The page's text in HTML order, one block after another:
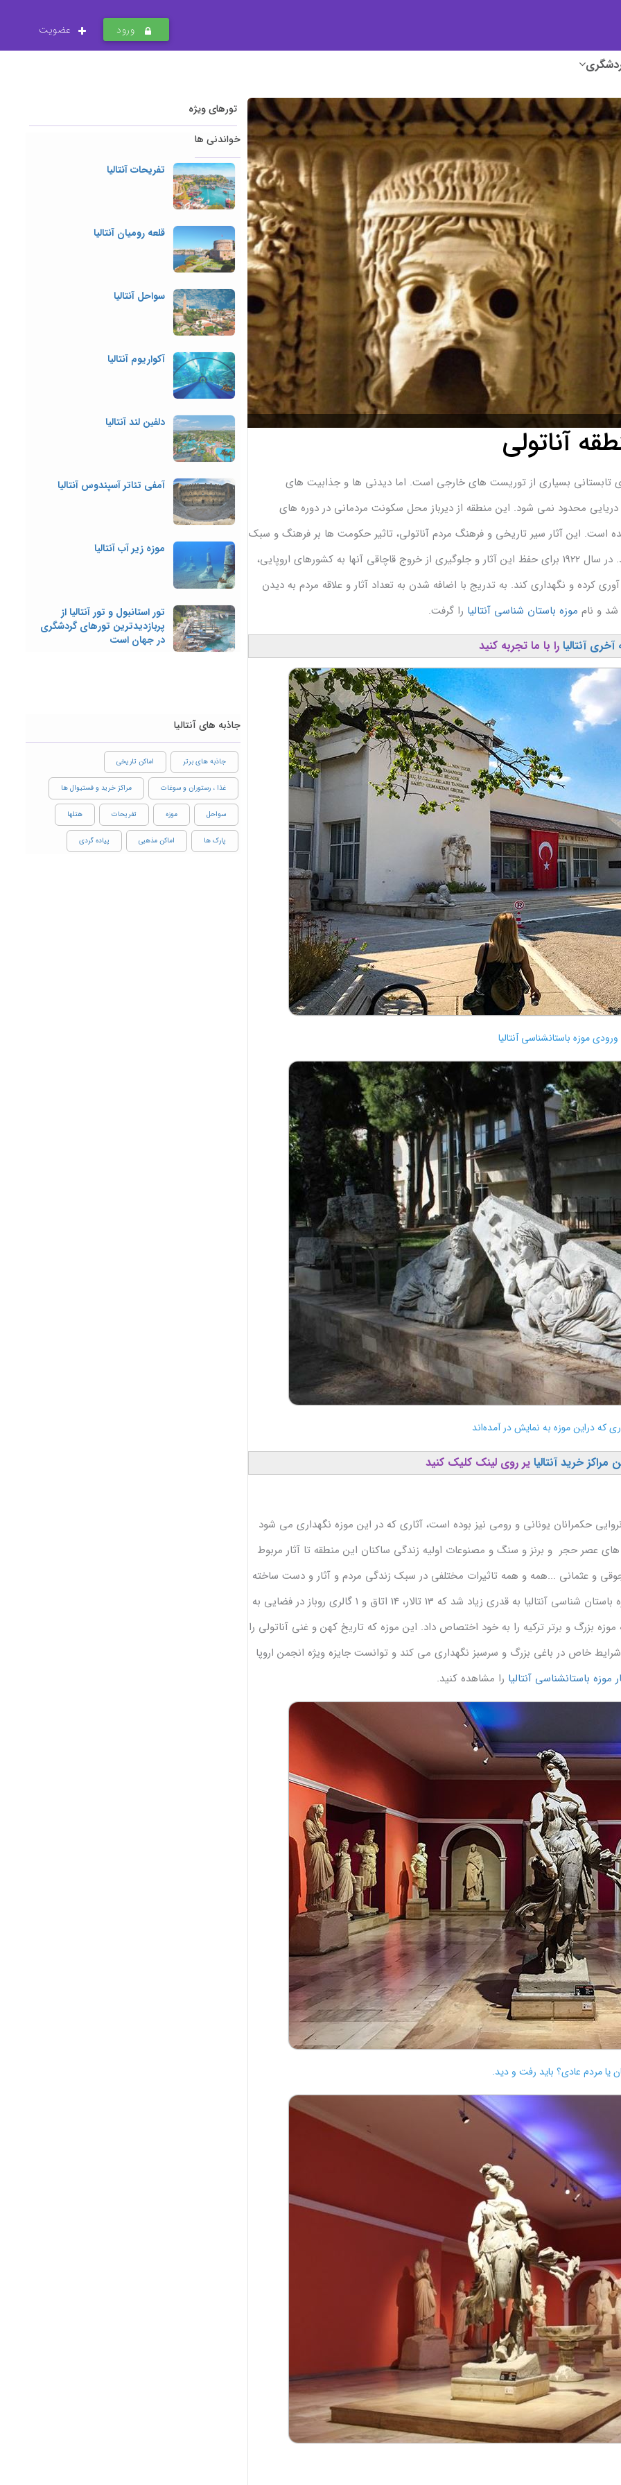
ورود عضویت
آناتولی
تابستانی بسیاری از توریست های خارجی است. اما دیدنی ها و جذابیت های
محدود نمی شود. این منطقه از دیرباز محل سکونت مردمانی در دوره های
است. این آثار سیر تاریخی و فرهنگ مردم آناتولی، تاثیر حکومت ها بر فرهنگ و سبک
زندگی مردم و هنر دوره های مختلف را به خوبی نشان می دهند. در سال 1922 برای حفظ این آثار و جلوگیری از خروج قاچاقی آنها به کشورهای اروپایی،
کرده و نگهداری کند. به تدریج با اضافه شدن به تعداد آثار و علاقه مردم به دیدن
موزه باستان شناسی آنتالیا را گرفت.
آنتالیا را با ما تجربه کنید
موزه باستانشناسی آنتالیا
که دراین موزه به نمایش در آمده‌اند
مراکز خرید آنتالیایر روی لینک کلیک کنید
حکمرانان یونانی و رومی نیز بوده است، آثاری که در این موزه نگهداری می شود
عصر حجر و برنز و سنگ و مصنوعات اولیه زندگی ساکنان این منطقه تا آثار مربوط
و عثمانی ...همه و همه تاثیرات مختلفی در سبک زندگی مردم و آثار و دست ساخته
های به جا مانده از آنها گذاشته اند. تعداد و نوع اشیا و آثار موزه باستان شناسی آنتالیا به قدری زیاد شد که 13 تالار، 14 اتاق و 1 گالری روباز در فضایی به
سه موزه بزرگ و برتر ترکیه را به خود اختصاص داد. این موزه که تاریخ کهن و غنی آناتولی را
شیوه و تحت شرایط خاص در باغی بزرگ و سرسبز نگهداری می کند و توانست جایزه ویژه انجمن اروپا
موزه باستانشناسی آنتالیا را مشاهده کنید.
یا مردم عادی؟ باید رفت و دید.
تورهای ویژه
خواندنی ها
تفریحات آنتالیا
قلعه رومیان آنتالیا
سواحل آنتالیا
آکواریوم آنتالیا
دلفین لند آنتالیا
آمفی تئاتر آسپندوس آنتالیا
موزه زیر آب آنتالیا
تور استانبول و تور آنتالیا از
پربازدیدترین تورهای گردشگری
در جهان است
جاذبه های آنتالیا
جاذبه های برتر اماکن تاریخی
غذا ، رستوران و سوغات مراکز خرید و فستیوال ها
سواحل موزه تفریحات هتلها
پارک ها اماکن مذهبی پیاده گردی